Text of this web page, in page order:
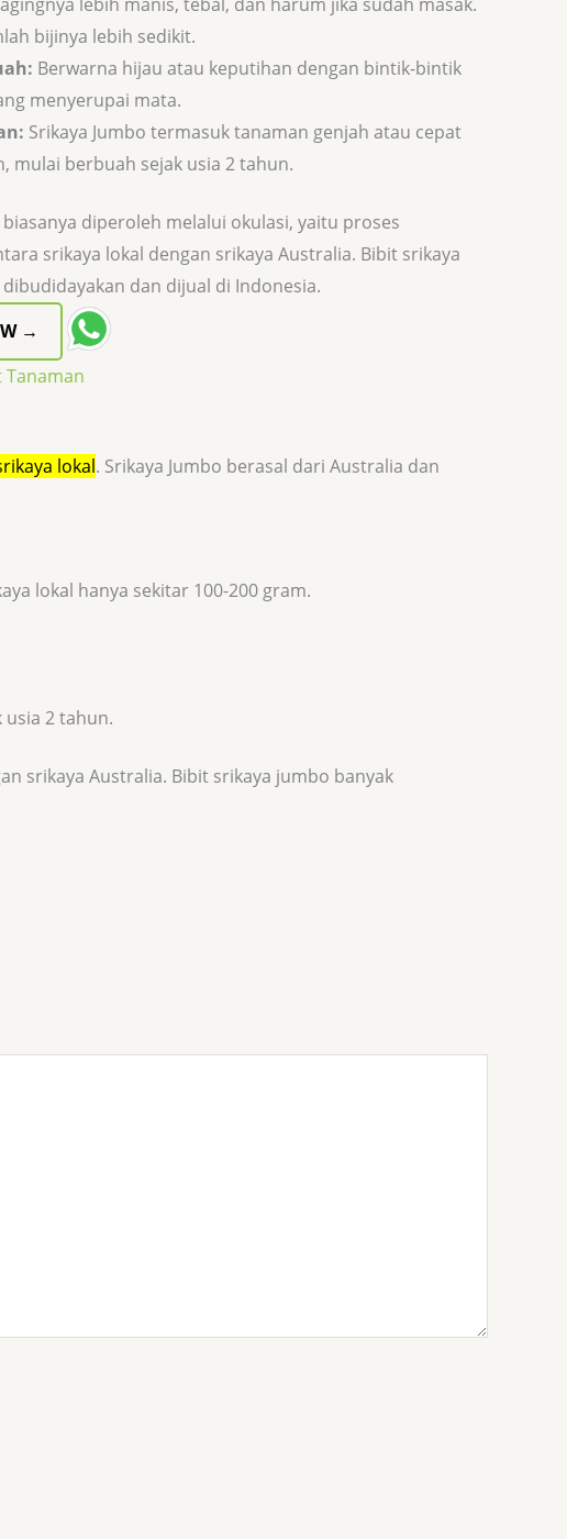
bijinya lebih sedikit.
Berwarna hijau atau keputihan dengan bintik-bintik
menyerupai mata.
Srikaya Jumbo termasuk tanaman genjah atau cepat
mulai berbuah sejak usia 2 tahun.
diperoleh melalui okulasi, yaitu proses
srikaya lokal dengan srikaya Australia. Bibit srikaya
dan dijual di Indonesia.
→
Tanaman
lokal. Srikaya Jumbo berasal dari Australia dan
lokal hanya sekitar 100-200 gram.
2 tahun.
srikaya Australia. Bibit srikaya jumbo banyak